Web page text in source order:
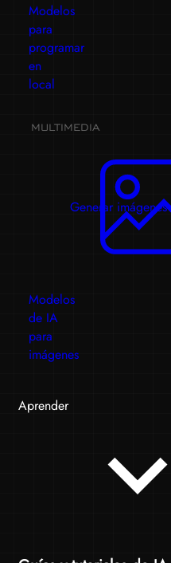
Modelos
para
programar
en
local
MULTIMEDIA
Generar imágenes
Modelos
de IA
para
imágenes
Aprender